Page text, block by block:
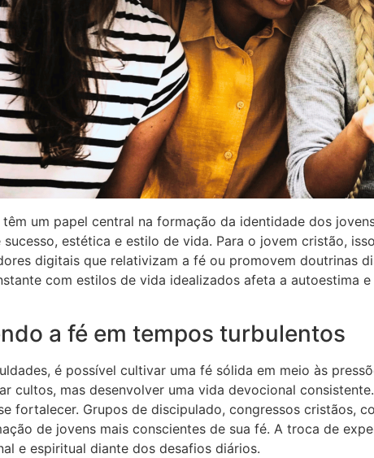
têm um papel central na formação da identidade dos
sucesso, estética e estilo de vida. Para o jovem cristão,
digitais que relativizam a fé ou promovem doutrinas
com estilos de vida idealizados afeta a autoestima
a fé em tempos turbulentos
é possível cultivar uma fé sólida em meio às
cultos, mas desenvolver uma vida devocional
fortalecer. Grupos de discipulado, congressos cristãos,
de jovens mais conscientes de sua fé. A troca de
e espiritual diante dos desafios diários.